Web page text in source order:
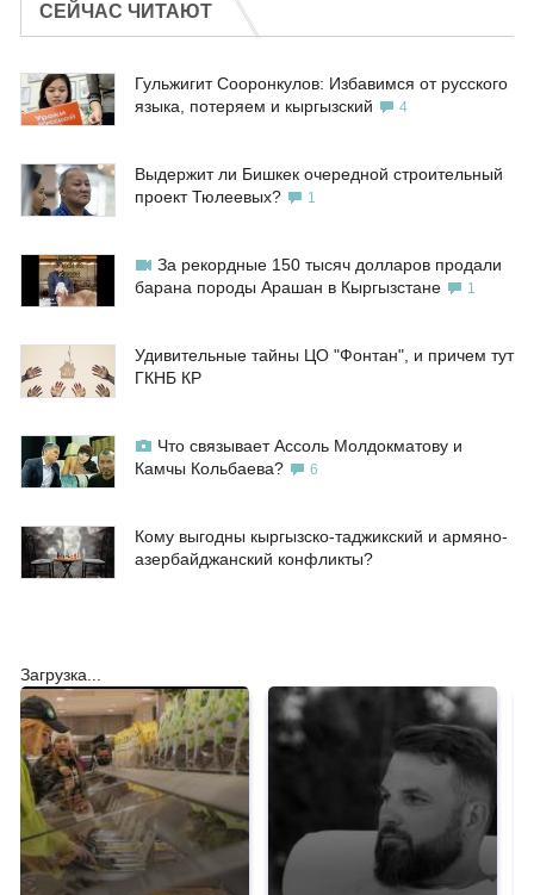
СЕЙЧАС ЧИТАЮТ
Гульжигит Сооронкулов: Избавимся от русского
языка, потеряем и кыргызский
4
Выдержит ли Бишкек очередной строительный
проект Тюлеевых?
1
За рекордные 150 тысяч долларов продали
барана породы Арашан в Кыргызстане
1
Удивительные тайны ЦО "Фонтан", и причем тут
ГКНБ КР
Что связывает Ассоль Молдокматову и
Камчы Кольбаева?
6
Кому выгодны кыргызско-таджикский и армяно-
азербайджанский конфликты?
Загрузка...